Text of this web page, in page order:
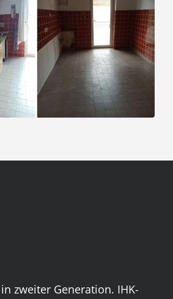
zweiter Generation. IHK-